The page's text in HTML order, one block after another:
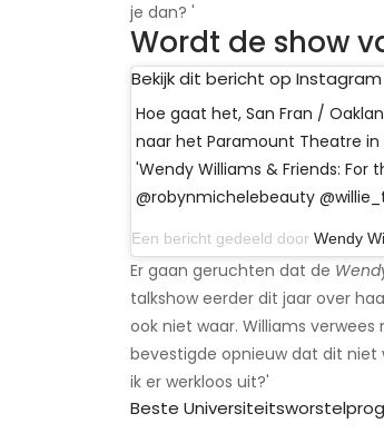
je dan? '
Wordt de show
Bekijk dit bericht op Instagram
Hoe gaat het, San Fran /
naar het Paramount Theatre
'Wendy Williams & Friends:
@robynmichelebeauty
Een bericht gedeeld door Wendy
Er gaan geruchten dat de
talkshow eerder dit jaar over
ook niet waar. Williams
bevestigde opnieuw dat dit niet
ik er werkloos uit?'
Beste